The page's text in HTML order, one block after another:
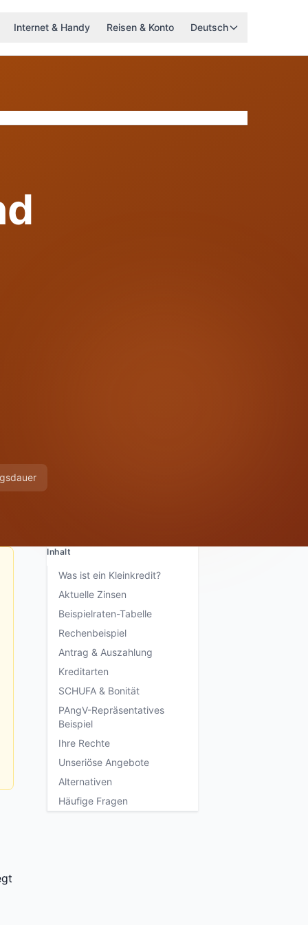
Internet & Handy Reisen & Konto Deutsch
Inhalt
Was ist ein Kleinkredit?
Aktuelle Zinsen
Beispielraten-Tabelle
Rechenbeispiel
Antrag & Auszahlung
Kreditarten
SCHUFA & Bonität
PAngV-Repräsentatives
Beispiel
Ihre Rechte
Unseriöse Angebote
Alternativen
Häufige Fragen